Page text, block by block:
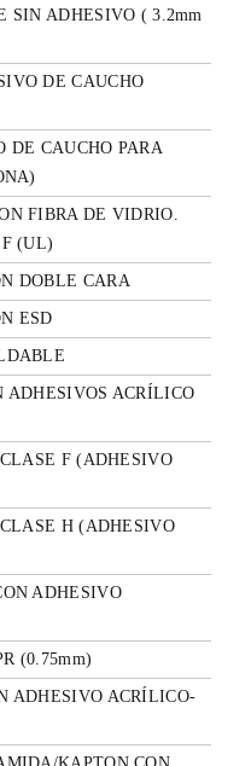
SIN ADHESIVO ( 3.2mm
DE CAUCHO
DE CAUCHO PARA
FIBRA DE VIDRIO.
(UL)
DOBLE CARA
ESD
ADHESIVOS ACRÍLICO
F (ADHESIVO
H (ADHESIVO
ADHESIVO
(0.75mm)
ADHESIVO ACRÍLICO-